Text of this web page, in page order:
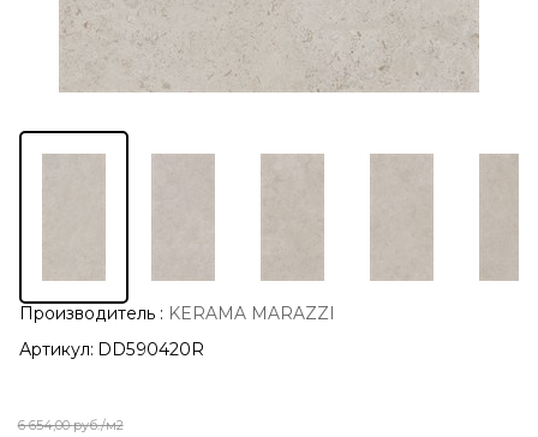
Производитель : KERAMA MARAZZI
Артикул: DD590420R
6 654,00руб./м2